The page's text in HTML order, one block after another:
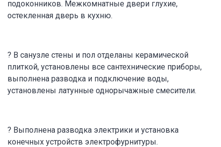
подоконников. Межкомнатные двери глухие,
остекленная дверь в кухню.
? В санузле стены и пол отделаны керамической
плиткой, установлены все сантехнические приборы,
выполнена разводка и подключение воды,
установлены латунные однорычажные смесители.
? Выполнена разводка электрики и установка
конечных устройств электрофурнитуры.